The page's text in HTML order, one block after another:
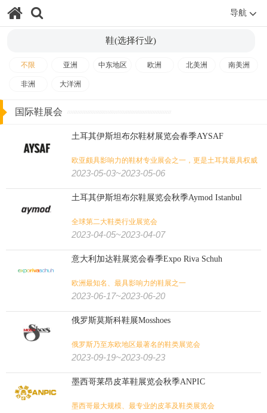
导航
鞋(选择行业)
不限 亚洲 中东地区 欧洲 北美洲 南美洲
非洲 大洋洲
国际鞋展会
土耳其伊斯坦布尔鞋材展览会春季AYSAF
欧亚颇具影响力的鞋材专业展会之一，更是土耳其最具权威
性的展会
2023-05-03~2023-05-06
土耳其伊斯坦布尔鞋展览会秋季Aymod Istanbul
全球第二大鞋类行业展览会
2023-04-05~2023-04-07
意大利加达鞋展览会春季Expo Riva Schuh
欧洲最知名、最具影响力的鞋展之一
2023-06-17~2023-06-20
俄罗斯莫斯科鞋展Mosshoes
俄罗斯乃至东欧地区最著名的鞋类展览会
2023-09-19~2023-09-23
墨西哥莱昂皮革鞋展览会秋季ANPIC
墨西哥最大规模、最专业的皮革及鞋类展览会